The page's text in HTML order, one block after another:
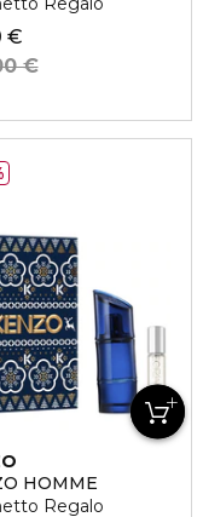
€
€
TONKA BEANS
HOMME
Regalo